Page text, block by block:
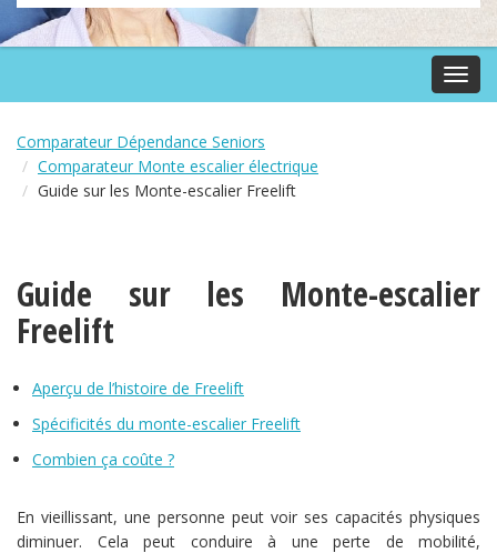
Comparateur Dépendance Seniors
Comparateur Monte escalier électrique
Guide sur les Monte-escalier Freelift
Guide sur les Monte-escalier
Freelift
Aperçu de l’histoire de Freelift
Spécificités du monte-escalier Freelift
Combien ça coûte ?
En vieillissant, une personne peut voir ses capacités physiques
diminuer. Cela peut conduire à une perte de mobilité,